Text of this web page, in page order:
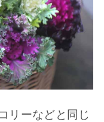
リーなどと同じ